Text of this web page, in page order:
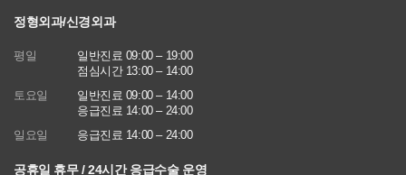
정형외과/신경외과
평일
일반진료 09:00 – 19:00
점심시간 13:00 – 14:00
토요일
일반진료 09:00 – 14:00
응급진료 14:00 – 24:00
일요일
응급진료 14:00 – 24:00
공휴일 휴무 / 24시간 응급수술 운영